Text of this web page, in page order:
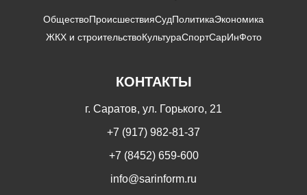
ОбществоПроисшествияСудПолитикаЭкономика
ЖКХ и строительствоКультураСпортСарИнФото
КОНТАКТЫ
г. Саратов, ул. Горького, 21
+7 (917) 982-81-37
+7 (8452) 659-600
info@sarinform.ru